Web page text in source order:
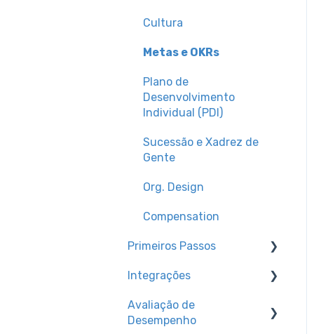
Cultura
Metas e OKRs
Plano de
Desenvolvimento
Individual (PDI)
Sucessão e Xadrez de
Gente
Org. Design
Compensation
Primeiros Passos
Trilhas de conhecimento
Configurações de
Ambiente
Integrações
Canal para dúvidas
técnicas + dicas
Avaliação de
Desempenho